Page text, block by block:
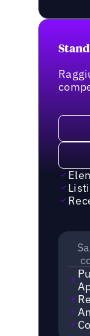
Inizia